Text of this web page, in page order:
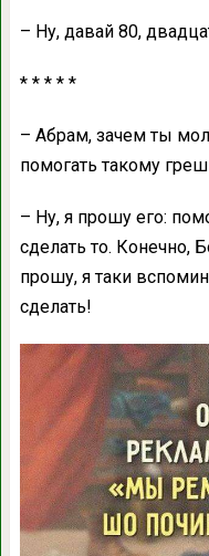
– Ну, дaвaй 80,
* * * * *
– Абрaм, зaчем ты
помогaть тaкому
– Ну, я прошу его:
сделaть то. Конечно,
прошу, я тaки
сделaть!